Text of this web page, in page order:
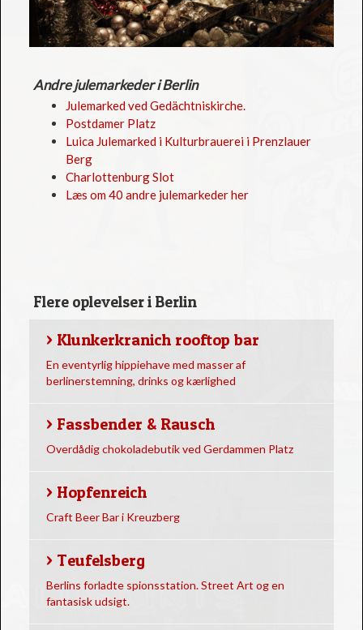
Andre julemarkeder i Berlin
Julemarked ved Gedächtniskirche.
Postdamer Platz
Luica Julemarked i Kulturbrauerei i Prenzlauer
Berg
Charlottenburg Slot
Læs om 40 andre julemarkeder her
Flere oplevelser i Berlin
> Klunkerkranich rooftop bar
En eventyrlig hippiehave med masser af
berlinerstemning, drinks og kærlighed
> Fassbender & Rausch
Overdådig chokoladebutik ved Gerdammen Platz
> Hopfenreich
Craft Beer Bar i Kreuzberg
> Teufelsberg
Berlins forladte spionsstation. Street Art og en
fantasisk udsigt.